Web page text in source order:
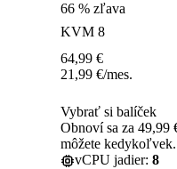
66 % zľava
KVM 8
64,99 €
21,99 €/mes.
Vybrať si balíček
Obnoví sa za 49,99
môžete kedykoľvek.
vCPU jadier: 8